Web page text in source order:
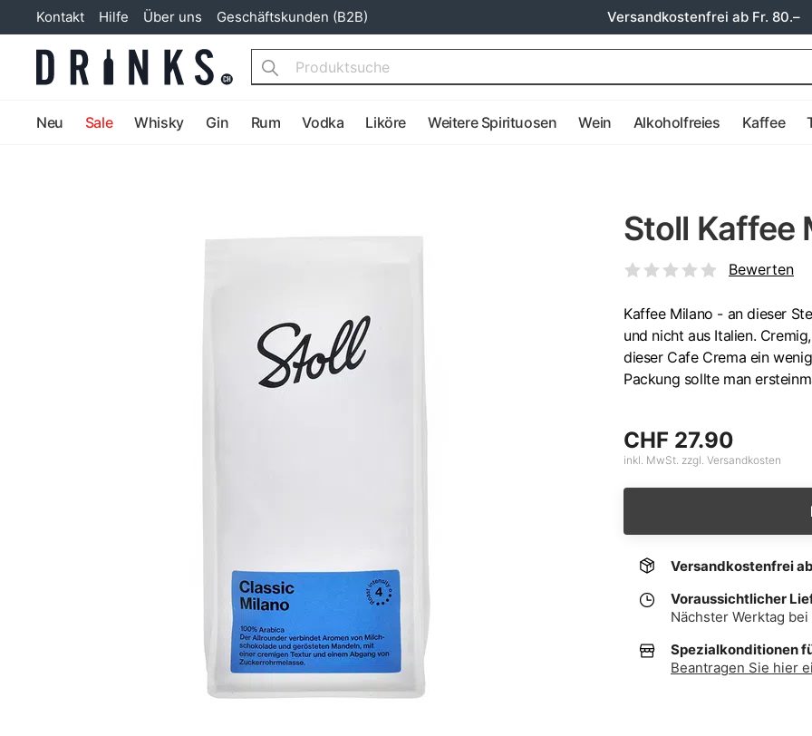
Kontakt Hilfe Über uns Geschäftskunden (B2B) Versandkostenfrei ab Fr. 80.–
Search
Neu Sale Whisky Gin Rum Vodka Liköre Weitere Spirituosen Wein Alkoholfreies Kaffee
Stoll Kaffee
Bewerten
Kaffee Milano - an dieser
und nicht aus Italien.
dieser Cafe Crema ein
Packung sollte man
CHF 27.90
inkl. MwSt. zzgl. Versandkosten
Versandkostenfrei ab
Voraussichtlicher
Nächster Werktag
Spezialkonditionen
Beantragen Sie hier